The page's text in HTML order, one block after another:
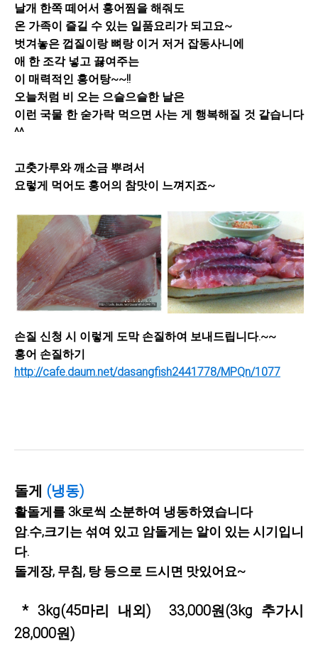
날개 한쪽 떼어서 홍어찜을 해줘도
온 가족이 즐길 수 있는 일품요리가 되고요~
벗겨놓은 껍질이랑 뼈랑 이거 저거 잡동사니에
애 한 조각 넣고 끓여주는
이 매력적인 홍어탕~~!!
오늘처럼 비 오는 으슬으슬한 날은
이런 국물 한 숟가락 먹으면 사는 게 행복해질 것 같습니다
^^
고춧가루와 깨소금 뿌려서
요렇게 먹어도 홍어의 참맛이 느껴지죠~
손질 신청 시 이렇게 도막 손질하여 보내드립니다.~~
홍어 손질하기
http://cafe.daum.net/dasangfish2441778/MPQn/1077
돌게 (냉동)
활돌게를 3k로씩 소분하여 냉동하였습니다
암.수,크기는 섞여 있고 암돌게는 알이 있는 시기입니
다.
돌게장, 무침, 탕 등으로 드시면 맛있어요~
* 3kg(45마리 내외) 33,000원(3kg 추가시
28,000원)